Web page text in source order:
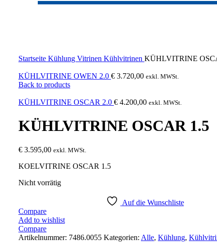
Startseite Kühlung Vitrinen Kühlvitrinen KÜHLVITRINE
KÜHLVITRINE OWEN 2.0 € 3.720,00 exkl. MWSt.
Back to products
KÜHLVITRINE OSCAR 2.0 € 4.200,00 exkl. MWSt.
KÜHLVITRINE OSCAR 1.5
€ 3.595,00 exkl. MWSt.
KOELVITRINE OSCAR 1.5
Nicht vorrätig
Auf die Wunschliste
Compare
Add to wishlist
Compare
Artikelnummer: 7486.0055 Kategorien: Alle, Kühlung,